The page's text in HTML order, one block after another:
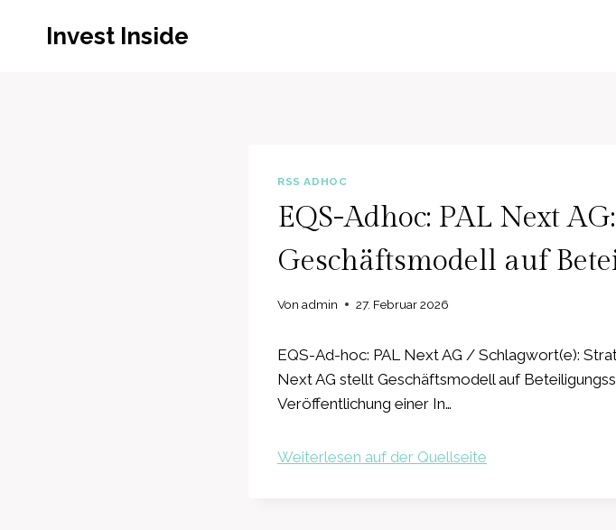
Invest Inside
RSS ADHOC
EQS-Adhoc: PAL Next
Geschäftsmodell auf
Von admin 27. Februar 2026
EQS-Ad-hoc: PAL Next AG / Schlagwort(e):
Next AG stellt Geschäftsmodell auf
Veröffentlichung einer In…
Weiterlesen auf der Quellseite